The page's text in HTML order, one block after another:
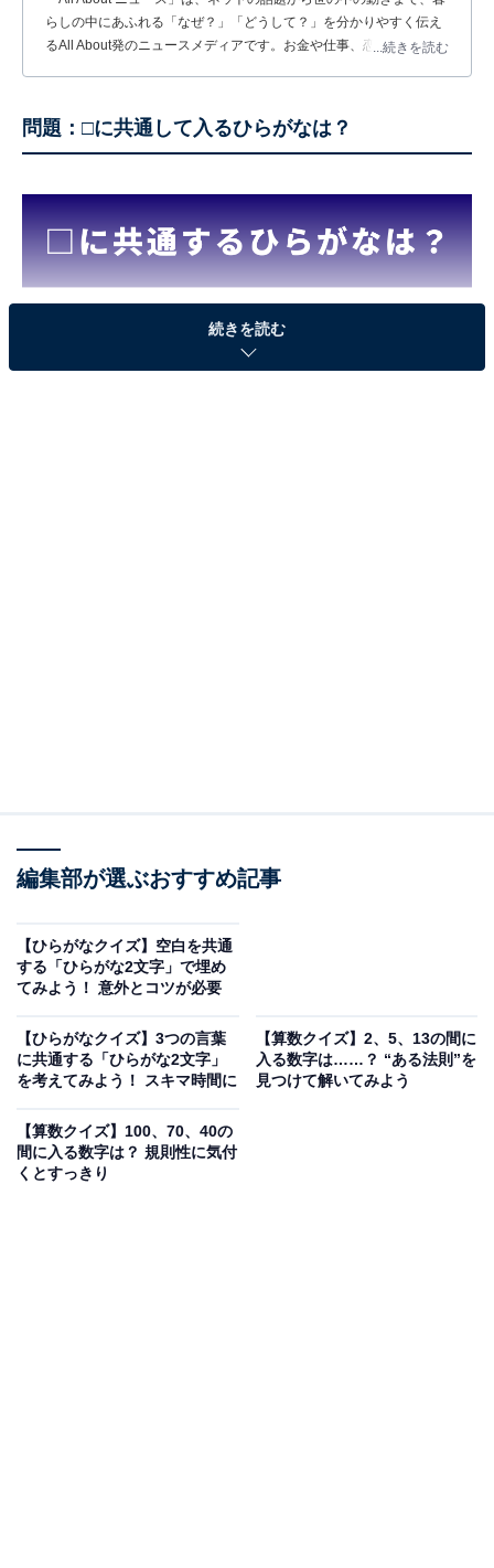
らしの中にあふれる「なぜ？」「どうして？」を分かりやすく伝え
るAll About発のニュースメディアです。お金や仕事、恋愛、ITに関
...続きを読む
問題：□に共通して入るひらがなは？
次ページ 正解を見る
続きを読む
編集部が選ぶおすすめ記事
【ひらがなクイズ】空白を共通
する「ひらがな2文字」で埋め
てみよう！ 意外とコツが必要
【ひらがなクイズ】3つの言葉
に共通する「ひらがな2文字」
を考えてみよう！ スキマ時間に
【算数クイズ】2、5、13の間に
入る数字は……？ “ある法則”を
見つけて解いてみよう
【算数クイズ】100、70、40の
間に入る数字は？ 規則性に気付
くとすっきり